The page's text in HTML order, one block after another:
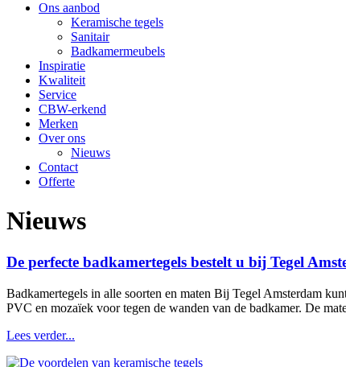
Ons aanbod
Keramische tegels
Sanitair
Badkamermeubels
Inspiratie
Kwaliteit
Service
CBW-erkend
Merken
Over ons
Nieuws
Contact
Offerte
Nieuws
De perfecte badkamertegels bestelt u bij Tegel
Badkamertegels in alle soorten en maten Bij Tegel Amsterdam
PVC en mozaïek voor tegen de wanden van de badkamer. De
Lees verder...